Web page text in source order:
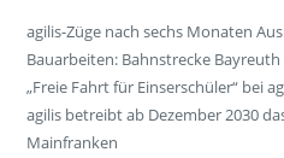
agilis-Züge nach sechs Monaten
Bauarbeiten: Bahnstrecke
„Freie Fahrt für Einserschüler“ bei
agilis betreibt ab Dezember 2030
Mainfranken